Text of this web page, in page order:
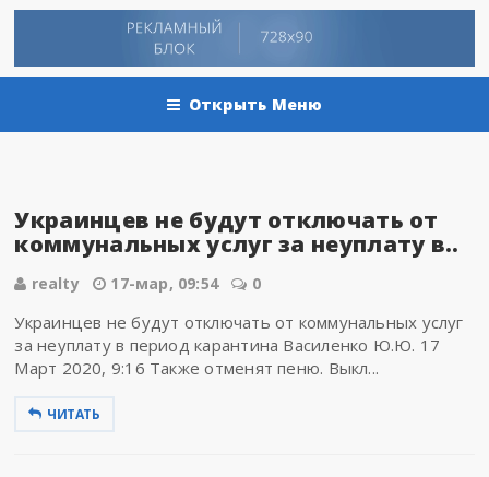
Открыть Меню
Украинцев не будут отключать от
коммунальных услуг за неуплату в..
realty 17-мар, 09:54 0
Украинцев не будут отключать от коммунальных услуг
за неуплату в период карантина Василенко Ю.Ю. 17
Март 2020, 9:16 Также отменят пеню. Выкл...
ЧИТАТЬ